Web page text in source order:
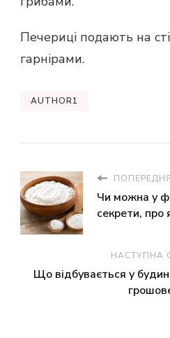
Печериці подають на
гарнірами.
AUTHOR1
Чи можна у
секрети, про
НАСТУПНА
Що відбувається у